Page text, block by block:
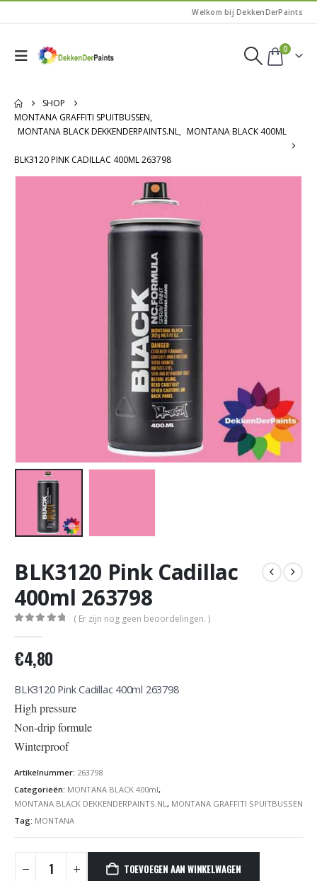
Welkom bij DekkenDerPaints
0
SHOP
MONTANA GRAFFITI SPUITBUSSEN,
MONTANA BLACK DEKKENDERPAINTS.NL, MONTANA BLACK 400ML
BLK3120 PINK CADILLAC 400ML 263798
BLK3120 Pink Cadillac
400ml 263798
( Er zijn nog geen beoordelingen. )
€4,80
BLK3120 Pink Cadillac 400ml 263798
High pressure
Non-drip formule
Winterproof
Artikelnummer: 263798
Categorieën: MONTANA BLACK 400ml,
MONTANA BLACK DEKKENDERPAINTS.NL , MONTANA GRAFFITI SPUITBUSSEN
Tag: MONTANA
TOEVOEGEN AAN WINKELWAGEN